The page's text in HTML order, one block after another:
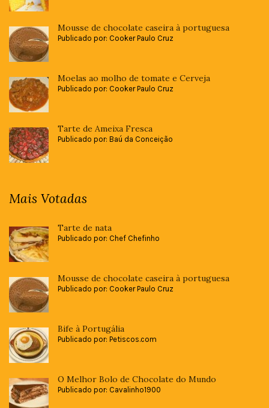
Mousse de chocolate caseira à portuguesa
Publicado por: Cooker Paulo Cruz
Moelas ao molho de tomate e Cerveja
Publicado por: Cooker Paulo Cruz
Tarte de Ameixa Fresca
Publicado por: Baú da Conceição
Mais Votadas
Tarte de nata
Publicado por: Chef Chefinho
Mousse de chocolate caseira à portuguesa
Publicado por: Cooker Paulo Cruz
Bife à Portugália
Publicado por: Petiscos.com
O Melhor Bolo de Chocolate do Mundo
Publicado por: Cavalinho1900